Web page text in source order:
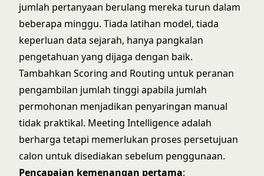
jumlah pertanyaan berulang mereka turun dalam
beberapa minggu. Tiada latihan model, tiada
keperluan data sejarah, hanya pangkalan
pengetahuan yang dijaga dengan baik.
Tambahkan Scoring and Routing untuk peranan
pengambilan jumlah tinggi apabila jumlah
permohonan menjadikan penyaringan manual
tidak praktikal. Meeting Intelligence adalah
berharga tetapi memerlukan proses persetujuan
calon untuk disediakan sebelum penggunaan.
Pencapaian kemenangan pertama: